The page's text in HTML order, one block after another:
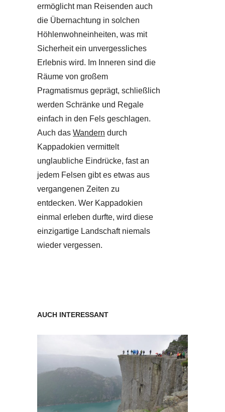
ermöglicht man Reisenden auch
die Übernachtung in solchen
Höhlenwohneinheiten, was mit
Sicherheit ein unvergessliches
Erlebnis wird. Im Inneren sind die
Räume von großem
Pragmatismus geprägt, schließlich
werden Schränke und Regale
einfach in den Fels geschlagen.
Auch das Wandern durch
Kappadokien vermittelt
unglaubliche Eindrücke, fast an
jedem Felsen gibt es etwas aus
vergangenen Zeiten zu
entdecken. Wer Kappadokien
einmal erleben durfte, wird diese
einzigartige Landschaft niemals
wieder vergessen.
AUCH INTERESSANT